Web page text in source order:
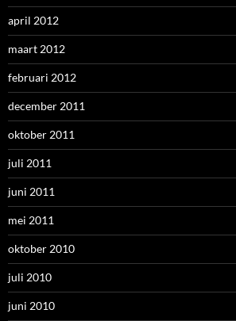
april 2012
maart 2012
februari 2012
december 2011
oktober 2011
juli 2011
juni 2011
mei 2011
oktober 2010
juli 2010
juni 2010